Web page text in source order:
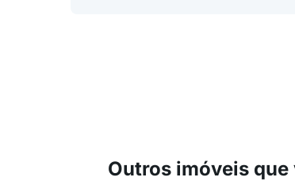
Outros imóveis